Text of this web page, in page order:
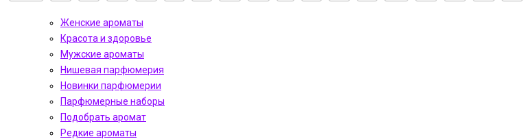
Женские ароматы
Красота и здоровье
Мужские ароматы
Нишевая парфюмерия
Новинки парфюмерии
Парфюмерные наборы
Подобрать аромат
Редкие ароматы